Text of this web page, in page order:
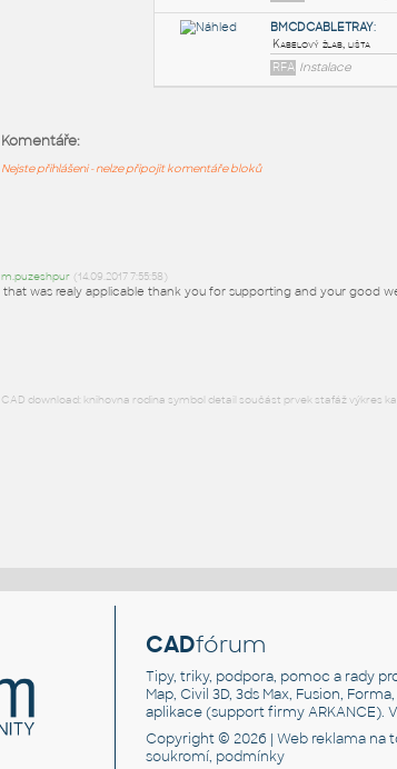
RFA
Komentáře:
Nejste přihlášeni - nelze připojit komentáře bloků
m.puzeshpur (14.09.2017 7:55:58)
that was realy applicable thank you for supporting and your good
CAD download: knihovna rodina symbol detail součást prvek stafáž výkres
CADfórum
Tipy, triky, podpora, pomoc a rady
Map, Civil 3D, 3ds Max, Fusion,
aplikace (support firmy ARKANCE).
Copyright © 2026 |Web reklama na
soukromí, podmínky